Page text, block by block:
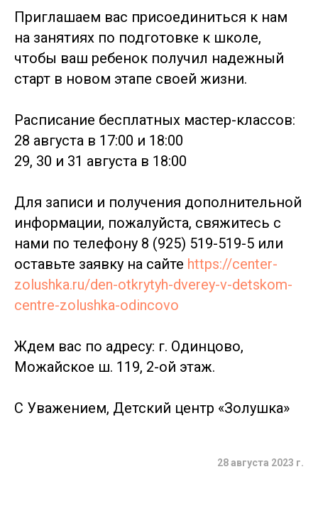
Приглашаем вас присоединиться к нам
на занятиях по подготовке к школе,
чтобы ваш ребенок получил надежный
старт в новом этапе своей жизни.
Расписание бесплатных мастер-классов:
28 августа в 17:00 и 18:00
29, 30 и 31 августа в 18:00
Для записи и получения дополнительной
информации, пожалуйста, свяжитесь с
нами по телефону 8 (925) 519-519-5 или
оставьте заявку на сайте https://center-
zolushka.ru/den-otkrytyh-dverey-v-detskom-
centre-zolushka-odincovo
Ждем вас по адресу: г. Одинцово,
Можайское ш. 119, 2-ой этаж.
С Уважением, Детский центр «Золушка»
28 августа 2023 г.